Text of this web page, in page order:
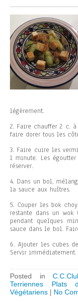
légèrement.
2. Faire chauffer 2 c.
faire dorer tous les
3. Faire cuire les
1 minute. Les
réserver.
4. Dans un bol,
la sauce aux huîtres.
5. Couper les bok
restante dans un
pendant quelques
sauce dans le bol.
6. Ajouter les cubes
Servir immédiatement.
Posted in
Terriennes Plats
Végétariens | No